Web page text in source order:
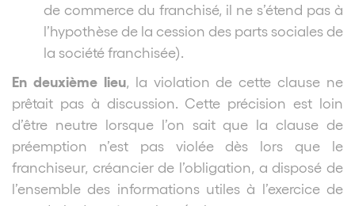
de commerce du franchisé, il ne s’étend pas à
l’hypothèse de la cession des parts sociales de
la société franchisée).
En deuxième lieu, la violation de cette clause ne
prêtait pas à discussion. Cette précision est loin
d’être neutre lorsque l’on sait que la clause de
préemption n’est pas violée dès lors que le
franchiseur, créancier de l’obligation, a disposé de
l’ensemble des informations utiles à l’exercice de